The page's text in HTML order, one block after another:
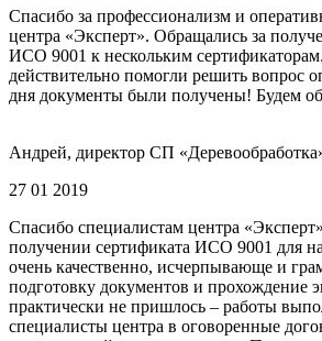
Спасибо за профессионализм и
центра «Эксперт». Обращались за
ИСО 9001 к нескольким
действительно помогли решить вопрос
дня документы были получены! Будем
Андрей, директор СП
27 01 2019
Спасибо специалистам центра
получении сертификата ИСО 9001 для
очень качественно, исчерпывающе и
подготовку документов и прохождение
практически не пришлось – работы
специалисты центра в оговоренные